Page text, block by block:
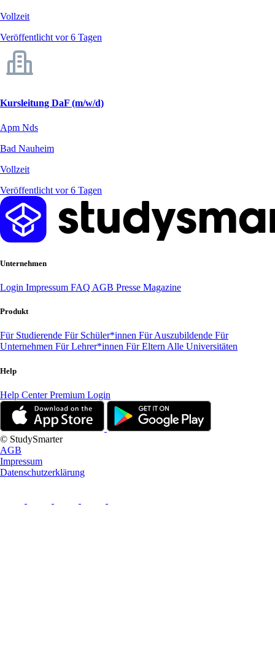
Vollzeit
Veröffentlicht vor 6 Tagen
Kursleitung DaF (m/w/d)
Apm Nds
Bad Nauheim
Vollzeit
Veröffentlicht vor 6 Tagen
Unternehmen
Login Impressum FAQ AGB Presse Magazine
Produkt
Für Studierende Für Schüler*innen Für Auszubildende Für
Unternehmen Für Lehrer*innen Für ElternAlle Universitäten
Help
Help CenterPremium Login
© StudySmarter
AGB
Impressum
Datenschutzerklärung